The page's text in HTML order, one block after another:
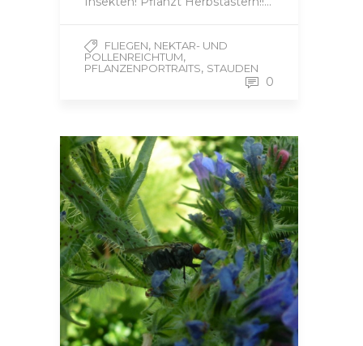
FLIEGEN, NEKTAR- UND
POLLENREICHTUM,
PFLANZENPORTRAITS, STAUDEN
0